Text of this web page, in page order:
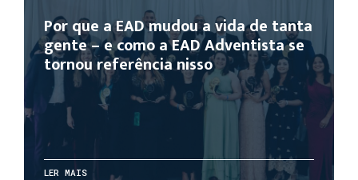
Por que a EAD mudou a vida de tanta
gente – e como a EAD Adventista se
tornou referência nisso
LER MAIS